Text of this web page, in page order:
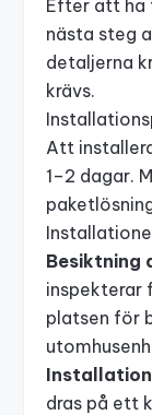
Efter att ha
nästa steg
detaljerna
krävs.
Att
1–2 dagar.
Besiktning
inspekterar
platsen för
Installation
dras på ett